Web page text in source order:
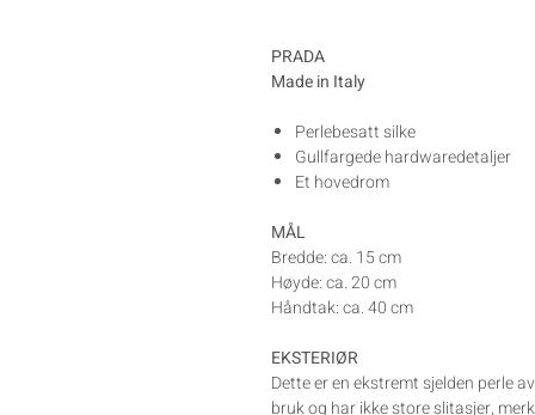
PRADA
Made in Italy
Perlebesatt silke
Gullfargede hardwaredetaljer
Et hovedrom
MÅL
Bredde: ca. 15 cm
Høyde: ca. 20 cm
Håndtak: ca. 40 cm
EKSTERIØR
Dette er en ekstremt sjelden perle
bruk og har ikke store slitasjer,